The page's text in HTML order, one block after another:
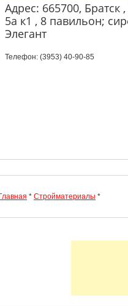
Адрес: 665700,
5а к1 , 8 павильон;
Элегант
Телефон: (3953) 40-90-85
Главная * Стройматериалы *